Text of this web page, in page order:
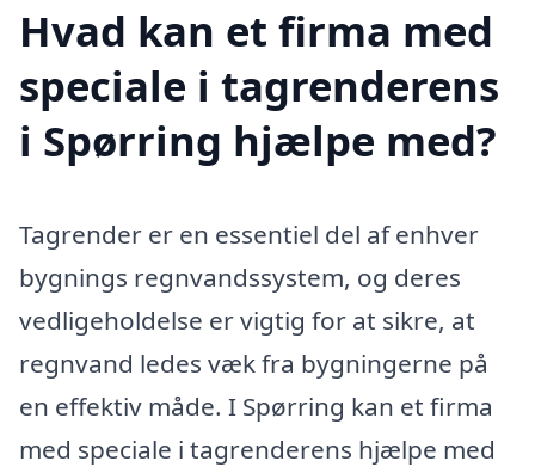
Hvad kan et firma med
speciale i tagrenderens
i Spørring hjælpe med?
Tagrender er en essentiel del af enhver
bygnings regnvandssystem, og deres
vedligeholdelse er vigtig for at sikre, at
regnvand ledes væk fra bygningerne på
en effektiv måde. I Spørring kan et firma
med speciale i tagrenderens hjælpe med